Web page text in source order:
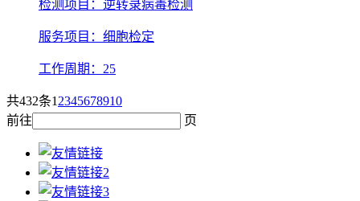
检测项目：逆转录病毒检测
服务项目：细胞检定
工作周期：25
共432条1 2345678910
前往
页